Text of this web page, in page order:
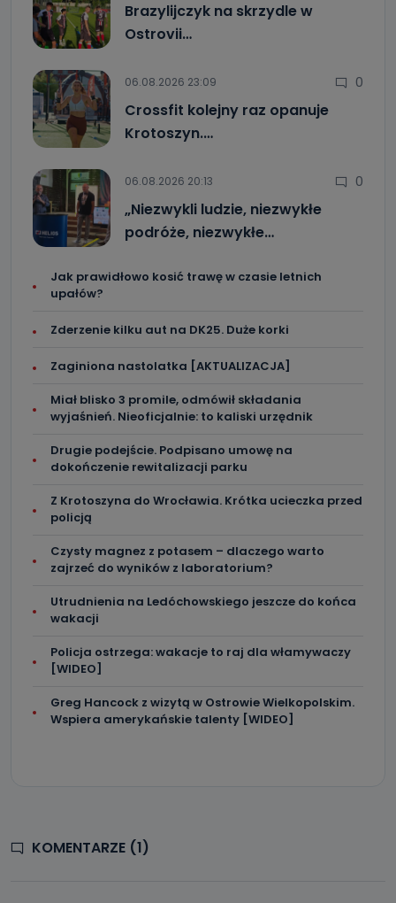
Brazylijczyk na skrzydle w
Ostrovii…
06.08.2026 23:09 0
Crossfit kolejny raz opanuje
Krotoszyn.…
06.08.2026 20:13 0
„Niezwykli ludzie, niezwykłe
podróże, niezwykłe…
Jak prawidłowo kosić trawę w czasie letnich
upałów?
Zderzenie kilku aut na DK25. Duże korki
Zaginiona nastolatka [AKTUALIZACJA]
Miał blisko 3 promile, odmówił składania
wyjaśnień. Nieoficjalnie: to kaliski urzędnik
Drugie podejście. Podpisano umowę na
dokończenie rewitalizacji parku
Z Krotoszyna do Wrocławia. Krótka ucieczka przed
policją
Czysty magnez z potasem – dlaczego warto
zajrzeć do wyników z laboratorium?
Utrudnienia na Ledóchowskiego jeszcze do końca
wakacji
Policja ostrzega: wakacje to raj dla włamywaczy
[WIDEO]
Greg Hancock z wizytą w Ostrowie Wielkopolskim.
Wspiera amerykańskie talenty [WIDEO]
KOMENTARZE (1)